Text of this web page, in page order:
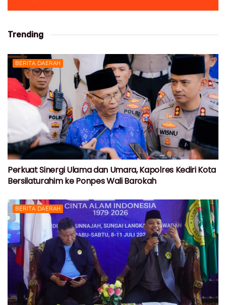
Trending
BERITA DAERAH
Perkuat Sinergi Ulama dan Umara, Kapolres Kediri Kota
Bersilaturahim ke Ponpes Wali Barokah
BERITA DAERAH